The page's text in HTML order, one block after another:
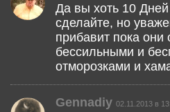
Да вы хоть 10 Дней
сделайте, но
прибавит пока они
бессильными и
отморозками и
Gennadiy 02.11.2013 в